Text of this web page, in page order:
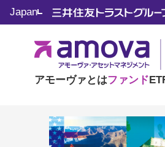
アモーヴァとはファンド
Japan
日興ピム
ンドルピ